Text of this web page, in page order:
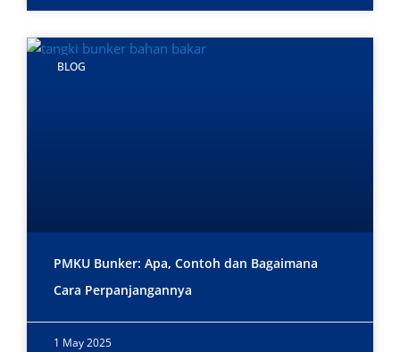
BLOG
PMKU Bunker: Apa, Contoh dan Bagaimana
Cara Perpanjangannya
1 May 2025